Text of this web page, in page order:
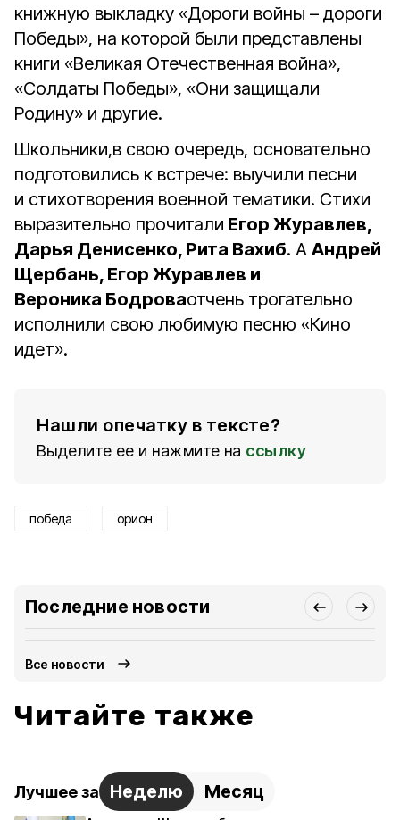
книжную выкладку «Дороги войны – дороги
Победы», на которой были представлены
книги «Великая Отечественная война»,
«Солдаты Победы», «Они защищали
Родину» и другие.
Школьники,в свою очередь, основательно
подготовились к встрече: выучили песни
и стихотворения военной тематики. Стихи
выразительно прочитали Егор Журавлев,
Дарья Денисенко, Рита Вахиб. А Андрей
Щербань, Егор Журавлев и
Вероника Бодроваотчень трогательно
исполнили свою любимую песню «Кино
идет».
Нашли опечатку в тексте?
Выделите ее и нажмите на ссылку
победа орион
Последние новости
Все новости
Читайте также
Лучшее за Неделю Месяц